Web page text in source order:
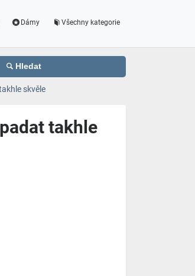
Dámy Všechny kategorie
Hledat
skvěle
takhle